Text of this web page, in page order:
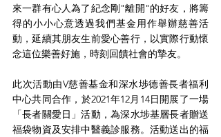
來一群有心人為了紀念剛"離開"的好友，將籌
得的小小心意透過我們基金用作舉辦慈善活
動，延續其朋友生前愛心善行，以實際行動懷
念這位樂善好施，時刻回饋社會的摯友。
此次活動由V慈善基金和深水埗德善長者福利
中心共同合作，於2021年12月14日開展了一場
「長者關愛日」活動，為深水埗基層長者贈送
福袋物資及安排中醫義診服務。活動送出的福